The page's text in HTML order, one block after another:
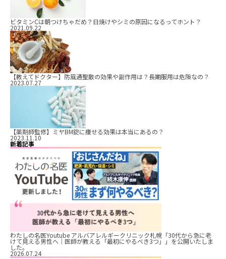
ビタミンCは朝つけちゃだめ？日焼けやシミの原因になるってホント？
2021.09.22
【教えてドクター】防風通聖散の効果や副作用は？長期服用は危険なの？
2023.07.27
【薬剤師監修】ミヤBM錠に痩せる効果は本当にあるの？
2023.11.10
新着記事
わたしの名医Youtube アルバアレルギークリニック札幌「30代から急に老
けて見える男性へ｜医師が教える「最初にやるべき3つ」」を公開いたしま
した。
2026.07.24